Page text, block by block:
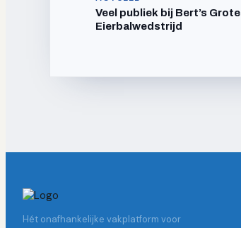
Veel publiek bij Bert’s Grote
Eierbalwedstrijd
Hét onafhankelijke vakplatform voor